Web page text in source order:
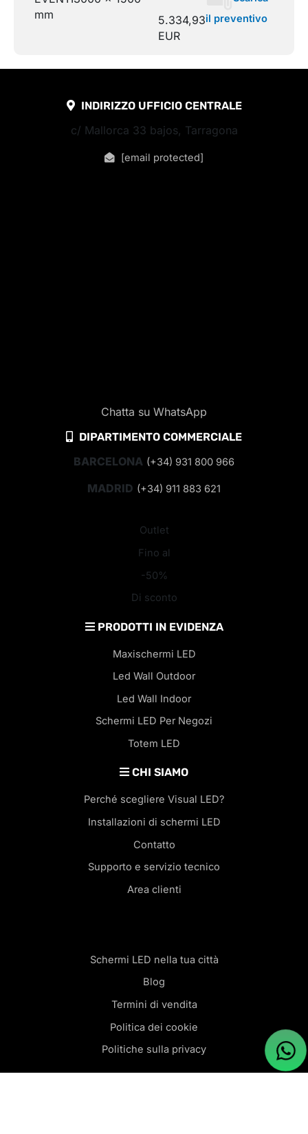
mm
5.334,93
EUR
il preventivo
INDIRIZZO UFFICIO CENTRALE
c/ Mallorca 33 bajos, Tarragona
[email protected]
Chatta su WhatsApp
DIPARTIMENTO COMMERCIALE
BARCELONA (+34) 931 800 966
MADRID (+34) 911 883 621
Outlet
Fino al
-50%
Di sconto
PRODOTTI IN EVIDENZA
Maxischermi LED
Led Wall Outdoor
Led Wall Indoor
Schermi LED Per Negozi
Totem LED
CHI SIAMO
Perché scegliere Visual LED?
Installazioni di schermi LED
Contatto
Supporto e servizio tecnico
Area clienti
Schermi LED nella tua città
Blog
Termini di vendita
Politica dei cookie
Politiche sulla privacy